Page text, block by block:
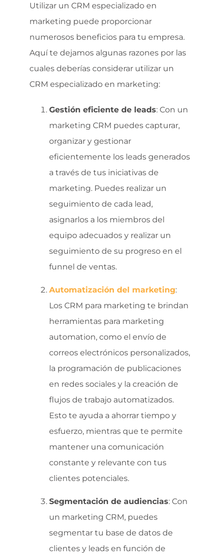
Utilizar un CRM especializado en
marketing puede proporcionar
numerosos beneficios para tu empresa.
Aquí te dejamos algunas razones por las
cuales deberías considerar utilizar un
CRM especializado en marketing:
Gestión eficiente de leads: Con un
marketing CRM puedes capturar,
organizar y gestionar
eficientemente los leads generados
a través de tus iniciativas de
marketing. Puedes realizar un
seguimiento de cada lead,
asignarlos a los miembros del
equipo adecuados y realizar un
seguimiento de su progreso en el
funnel de ventas.
Automatización del marketing:
Los CRM para marketing te brindan
herramientas para marketing
automation, como el envío de
correos electrónicos personalizados,
la programación de publicaciones
en redes sociales y la creación de
flujos de trabajo automatizados.
Esto te ayuda a ahorrar tiempo y
esfuerzo, mientras que te permite
mantener una comunicación
constante y relevante con tus
clientes potenciales.
Segmentación de audiencias: Con
un marketing CRM, puedes
segmentar tu base de datos de
clientes y leads en función de